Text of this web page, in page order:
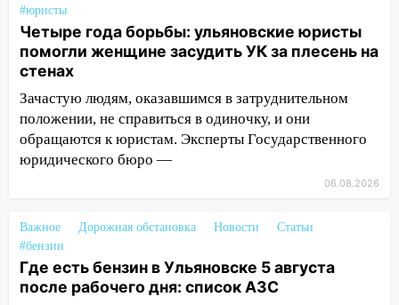
16:06
18-летняя девушка без прав
перевернулась на мопеде и попала в
больницу
15:59 Ульяновец отдал более 14
миллионов рублей за криминальное
покровительство
15:32 На «кольце» кроссовер сбил 18-
В Ульяновске после тройного ДТП
госпитализировали 25-летнего байкера
14:32 На Ульяновскую область
надвигается жара
#юристы
Четыре года борьбы: ульяновские юристы
помогли женщине засудить УК за плесень на
стенах
Зачастую людям, оказавшимся в затруднительном
положении, не справиться в одиночку, и они
обращаются к юристам. Эксперты Государственного
юридического бюро —
06.08.2026
Важное Дорожная обстановка Новости
Статьи
#бензин
Где есть бензин в Ульяновске 5 августа
после рабочего дня: список АЗС